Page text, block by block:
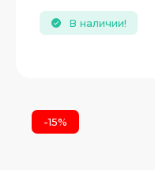
В наличии!
-15%